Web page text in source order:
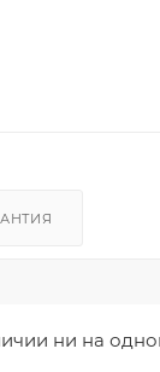
ни на